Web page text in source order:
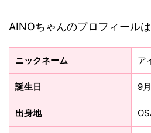
AINOちゃんのプロフィールは
ニックネーム ア
誕生日 9
出身地